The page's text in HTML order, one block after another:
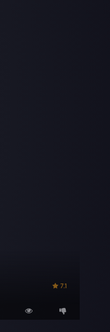
7.1